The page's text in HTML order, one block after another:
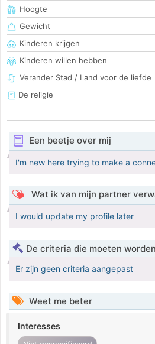
Hoogte
Gewicht
Kinderen krijgen
Kinderen willen hebben
Verander Stad / Land voor de liefde
De religie
Een beetje over mij
I'm new here trying to make a
Wat ik van mijn partner
I would update my profile later
De criteria die moeten
Er zijn geen criteria aangepast
Weet me beter
Interesses